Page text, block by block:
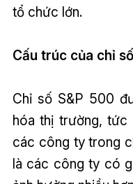
tổ chức lớn.
Cấu trúc của chỉ
Chỉ số S&P 500
hóa thị trường,
các công ty trong
là các công ty có